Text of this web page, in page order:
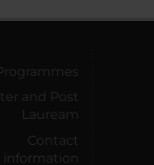
and Post
Lauream
Contact
information